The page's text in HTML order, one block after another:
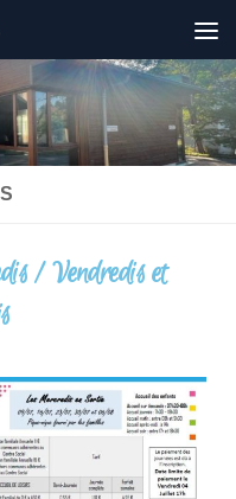
/ Vendredis et